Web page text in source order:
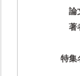
論
著
特集